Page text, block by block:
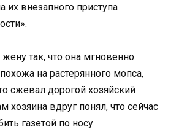
их внезапного приступа
так, что она мгновенно
на растерянного мопса,
сжевал дорогой хозяйский
хозяина вдруг понял, что сейчас
газетой по носу.